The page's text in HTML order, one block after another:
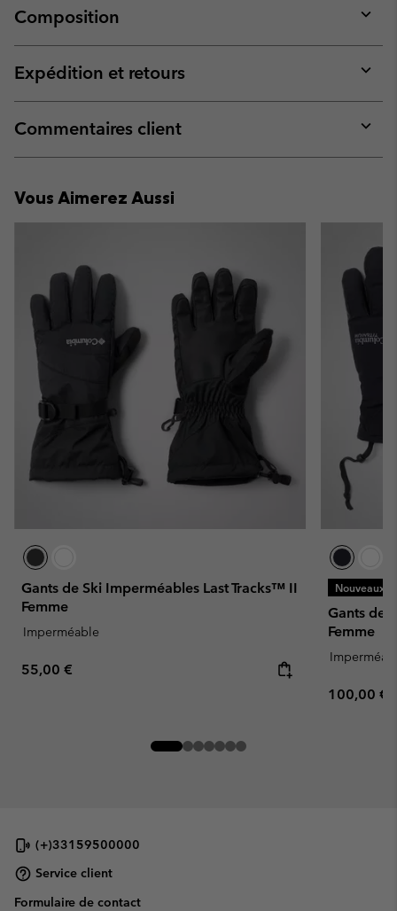
Composition
or
Expédition et retours
or
Commentaires client
or
Vous Aimerez Aussi
Gants de Ski Imperméables Last Tracks™ II
Femme
Imperméable
Regular price:
55,00 €
Nouveaux
Gants de
Femme
Regular
100,00 €
(+)33159500000
Service client
Formulaire de contact